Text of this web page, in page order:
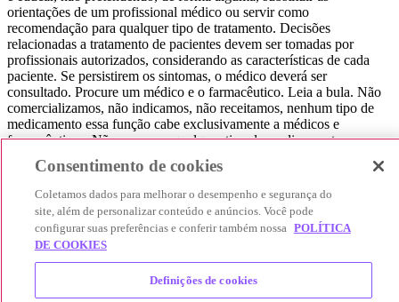
orientações de um profissional médico ou servir como
recomendação para qualquer tipo de tratamento. Decisões
relacionadas a tratamento de pacientes devem ser tomadas por
profissionais autorizados, considerando as características de cada
paciente. Se persistirem os sintomas, o médico deverá ser
consultado. Procure um médico e o farmacêutico. Leia a bula. Não
comercializamos, não indicamos, não receitamos, nenhum tipo de
medicamento essa função cabe exclusivamente a médicos e
farmacêuticos. Não consuma qualquer tipo de medicamento sem
consultar seu médico. Não somos uma loja ou marketplace, ou seja,
não realizamos a venda de medicamentos, apenas contribuímos para
que você encontre o preço mais barato, comparando os preços de
produtos farmacêuticos. Contribuímos e damos auxílio para que sua
experiência seja bem-sucedida, mas a finalização da compra
acontece nos sites das nossas lojas parceiras.
© 2025 Afya Participações S.A. - todos os direitos reservados.
Alameda Lorena, 269 - Jardim Paulista - São Paulo / SP - CEP.:
01424-001 - CNPJ 23.399.329/0002-53.
Consentimento de cookies
Coletamos dados para melhorar o desempenho e segurança do
site, além de personalizar conteúdo e anúncios. Você pode
configurar suas preferências e conferir também nossa POLÍTICA
DE COOKIES
Definições de cookies